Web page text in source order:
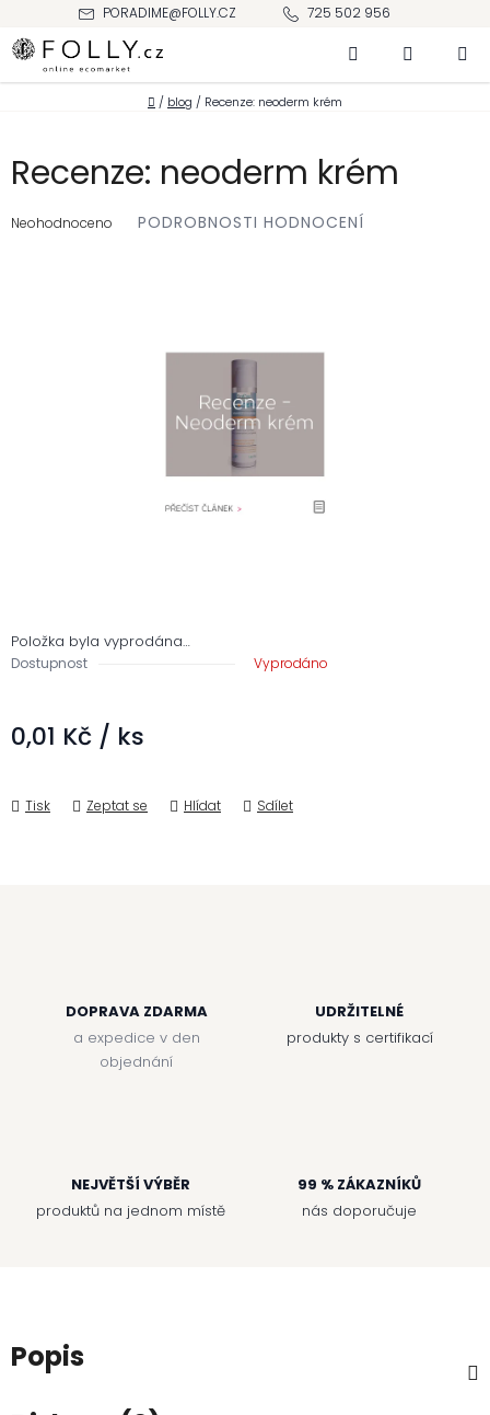
obsah
PORADIME@FOLLY.CZ 725 502 956
Hledat NÁKUPNÍ
KOŠÍK
Domů
/ blog / Recenze: neoderm krém
Položka byla vyprodána…
Dostupnost Vyprodáno
0,01 Kč / ks
Tisk Zeptat se Hlídat Sdílet
Recenze: neoderm krém
hodnocení
Neohodnoceno PODROBNOSTI HODNOCENÍ
DOPRAVA ZDARMA
a expedice v den
objednání
UDRŽITELNÉ
produkty s certifikací
NEJVĚTŠÍ VÝBĚR
produktů na jednom místě
99 % ZÁKAZNÍKŮ
nás doporučuje
Popis